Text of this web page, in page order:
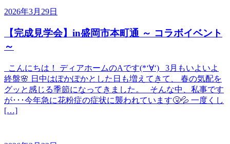
2026年3月29日
【完成見学会】in盛岡市本町通 ～ コラボイベント
～
こんにちは！ ディアホームのAです(*‘∀‘) 3月もいよいよ
終盤🌸 日中はぽかぽかとした日も増えてきて、 春の気配を
グッと感じる季節になってきました。 そんな中、私事です
が･･･今年急に花粉症の症状に襲われています🤧💦 一度くし
[…]